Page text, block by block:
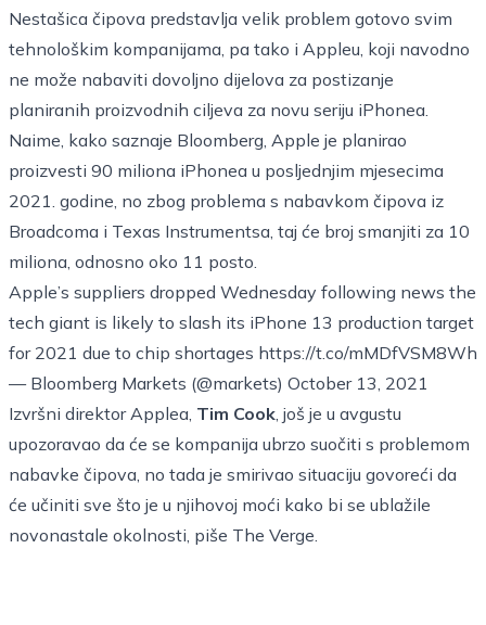
Nestašica čipova predstavlja velik problem gotovo svim
tehnološkim kompanijama, pa tako i Appleu, koji navodno
ne može nabaviti dovoljno dijelova za postizanje
planiranih proizvodnih ciljeva za novu seriju iPhonea.
Naime, kako saznaje Bloomberg, Apple je planirao
proizvesti 90 miliona iPhonea u posljednjim mjesecima
2021. godine, no zbog problema s nabavkom čipova iz
Broadcoma i Texas Instrumentsa, taj će broj smanjiti za 10
miliona, odnosno oko 11 posto.
Apple’s suppliers dropped Wednesday following news the
tech giant is likely to slash its iPhone 13 production target
for 2021 due to chip shortages https://t.co/mMDfVSM8Wh
— Bloomberg Markets (@markets) October 13, 2021
Izvršni direktor Applea, Tim Cook, još je u avgustu
upozoravao da će se kompanija ubrzo suočiti s problemom
nabavke čipova, no tada je smirivao situaciju govoreći da
će učiniti sve što je u njihovoj moći kako bi se ublažile
novonastale okolnosti, piše The Verge.